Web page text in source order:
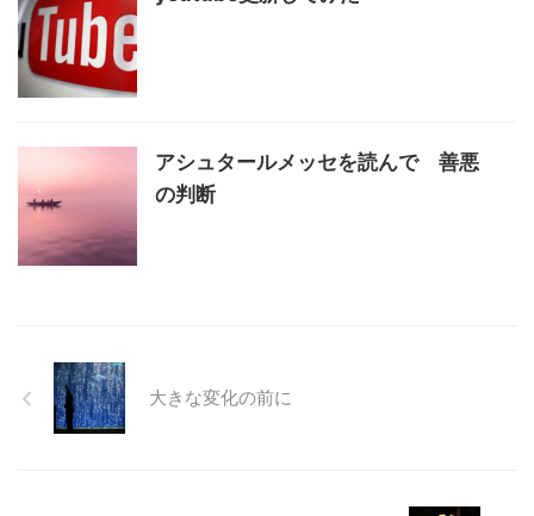
アシュタールメッセを読んで 善悪
の判断
大きな変化の前に